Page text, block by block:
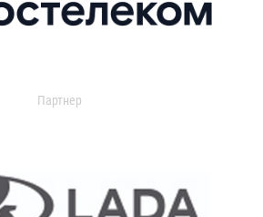
Партнер